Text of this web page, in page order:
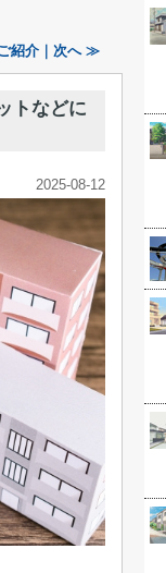
紹介｜次へ ≫
トなどに
2025-08-12